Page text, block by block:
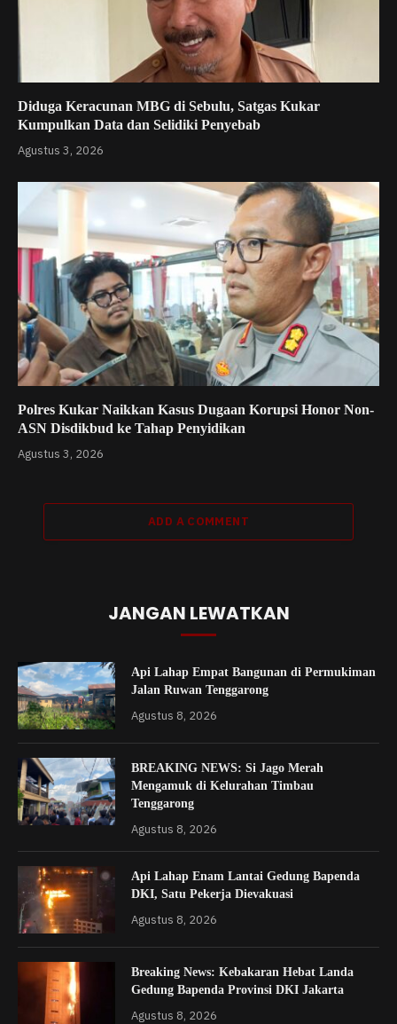
Diduga Keracunan MBG di Sebulu, Satgas Kukar
Kumpulkan Data dan Selidiki Penyebab
Agustus 3, 2026
Polres Kukar Naikkan Kasus Dugaan Korupsi Honor Non-
ASN Disdikbud ke Tahap Penyidikan
Agustus 3, 2026
ADD A COMMENT
JANGAN LEWATKAN
Api Lahap Empat Bangunan di Permukiman
Jalan Ruwan Tenggarong
Agustus 8, 2026
BREAKING NEWS: Si Jago Merah
Mengamuk di Kelurahan Timbau
Tenggarong
Agustus 8, 2026
Api Lahap Enam Lantai Gedung Bapenda
DKI, Satu Pekerja Dievakuasi
Agustus 8, 2026
Breaking News: Kebakaran Hebat Landa
Gedung Bapenda Provinsi DKI Jakarta
Agustus 8, 2026